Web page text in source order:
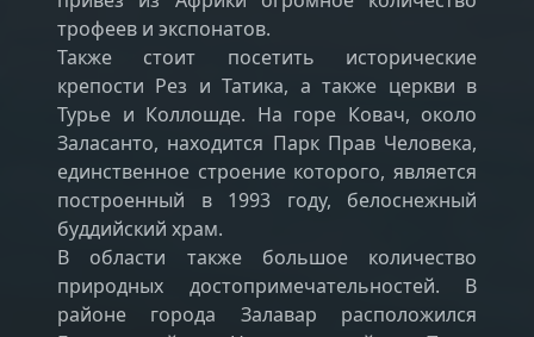
трофеев и экспонатов.
Также стоит посетить исторические
крепости Рез и Татика, а также церкви в
Турье и Коллошде. На горе Ковач, около
Заласанто, находится Парк Прав Человека,
единственное строение которого, является
построенный в 1993 году, белоснежный
буддийский храм.
В области также большое количество
природных достопримечательностей. В
районе города Залавар расположился